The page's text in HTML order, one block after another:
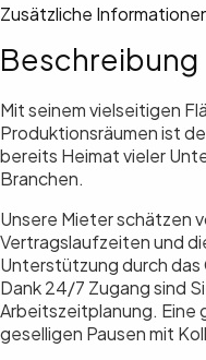
Zusätzliche
Beschreibung
Mit seinem vielseitigen
Produktionsräumen ist
bereits Heimat vieler
Branchen.
Unsere Mieter schätzen
Vertragslaufzeiten und
Unterstützung durch
Dank 24/7 Zugang sind
Arbeitszeitplanung. Eine
geselligen Pausen mit